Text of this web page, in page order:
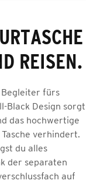
REISEN.
fürs
Black Design sorgt
das hochwertige
verhindert.
du alles
der separaten
auf